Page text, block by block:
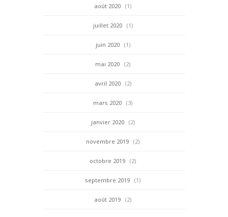
août 2020 (1)
juillet 2020 (1)
juin 2020 (1)
mai 2020 (2)
avril 2020 (2)
mars 2020 (3)
janvier 2020 (2)
novembre 2019 (2)
octobre 2019 (2)
septembre 2019 (1)
août 2019 (2)